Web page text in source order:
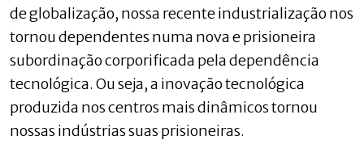
de globalização, nossa recente industrialização nos
tornou dependentes numa nova e prisioneira
subordinação corporificada pela dependência
tecnológica. Ou seja, a inovação tecnológica
produzida nos centros mais dinâmicos tornou
nossas indústrias suas prisioneiras.